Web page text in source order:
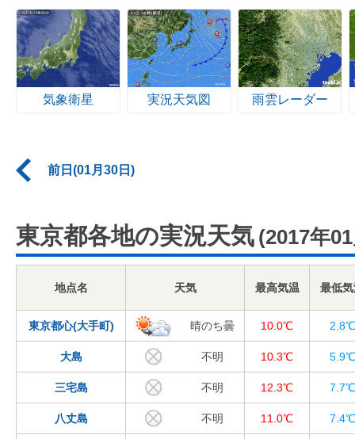
気象衛星 実況天気図 雨雲レーダー
前日(01月30日)
東京都各地の実況天気 (2017年
地点名 天気 最高気温 最低
東京都心(大手町) 晴のち曇 10.0℃ 2.8℃
大島 不明 10.3℃ 5.9℃
三宅島 不明 12.3℃ 7.7℃
八丈島 不明 11.0℃ 7.4℃